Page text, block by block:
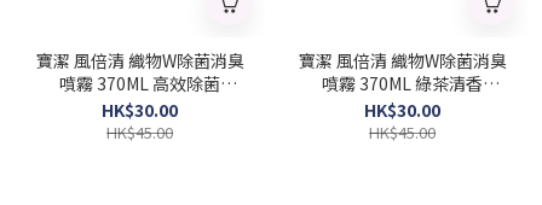
寶潔 風倍清 織物W除菌消臭
噴霧 370ML 高效除菌
(Barcode: 4987176286307)
HK$30.00
HK$45.00
寶潔 風倍清 織物W除菌消臭
噴霧 370ML 綠茶清香
(Barcode: 4987176286260)
HK$30.00
HK$45.00